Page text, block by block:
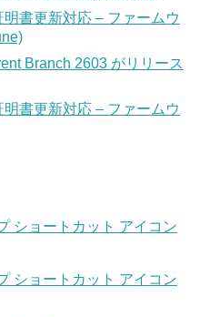
書更新対応 – ファームウ
Branch 2603 がリリース
書更新対応 – ファームウ
ショートカット アイコン
ショートカット アイコン